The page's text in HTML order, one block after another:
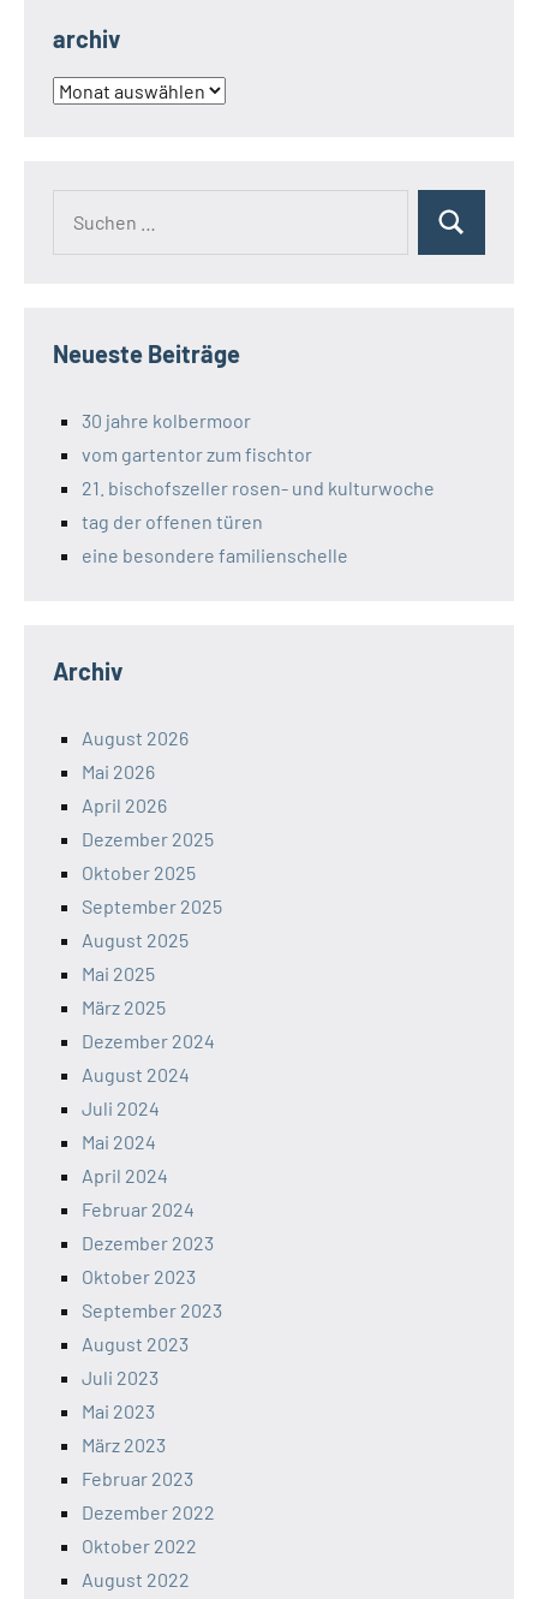
archiv
archiv
Suchen
Neueste Beiträge
30 jahre kolbermoor
vom gartentor zum fischtor
21. bischofszeller rosen- und kulturwoche
tag der offenen türen
eine besondere familienschelle
Archiv
August 2026
Mai 2026
April 2026
Dezember 2025
Oktober 2025
September 2025
August 2025
Mai 2025
März 2025
Dezember 2024
August 2024
Juli 2024
Mai 2024
April 2024
Februar 2024
Dezember 2023
Oktober 2023
September 2023
August 2023
Juli 2023
Mai 2023
März 2023
Februar 2023
Dezember 2022
Oktober 2022
August 2022